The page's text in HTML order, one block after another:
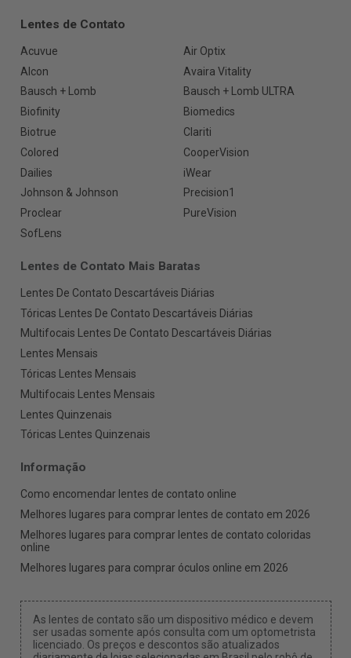
Lentes de Contato
Acuvue
Air Optix
Alcon
Avaira Vitality
Bausch + Lomb
Bausch + Lomb ULTRA
Biofinity
Biomedics
Biotrue
Clariti
Colored
CooperVision
Dailies
iWear
Johnson & Johnson
Precision1
Proclear
PureVision
SofLens
Lentes de Contato Mais Baratas
Lentes De Contato Descartáveis Diárias
Tóricas Lentes De Contato Descartáveis Diárias
Multifocais Lentes De Contato Descartáveis Diárias
Lentes Mensais
Tóricas Lentes Mensais
Multifocais Lentes Mensais
Lentes Quinzenais
Tóricas Lentes Quinzenais
Informação
Como encomendar lentes de contato online
Melhores lugares para comprar lentes de contato em 2026
Melhores lugares para comprar lentes de contato coloridas
online
Melhores lugares para comprar óculos online em 2026
As lentes de contato são um dispositivo médico e devem
ser usadas somente após consulta com um optometrista
licenciado. Os preços e descontos são atualizados